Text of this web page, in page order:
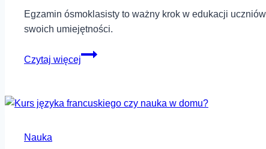
Egzamin ósmoklasisty to ważny krok w edukacji
swoich umiejętności.
Czytaj więcej
Jak
ósmoklasisty?
Nauka